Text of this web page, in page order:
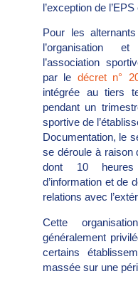
l’exception de
Pour les
l’organisation
l’association
par le décret n°
intégrée au tiers
pendant un
sportive de
Documentation, le
se déroule à raison
dont 10
d’information et de
relations avec
Cette
généralement
certains
massée sur une